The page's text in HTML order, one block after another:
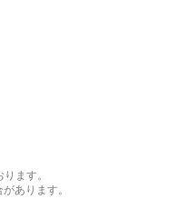
ます。
あります。